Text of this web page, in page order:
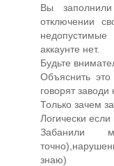
Вы
отключении
аккаунте нет.
Будьте
Объяснить
говорят заводи
Только зачем
Логически
Забанили
знаю)